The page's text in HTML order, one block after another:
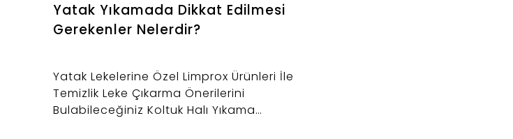
Yatak Yıkamada Dikkat Edilmesi
Gerekenler Nelerdir?
Yatak Lekelerine Özel Limprox Ürünleri İle
Temizlik Leke Çıkarma Önerilerini
Bulabileceğiniz Koltuk Halı Yıkama